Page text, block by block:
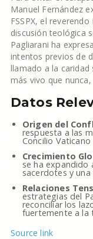
Manuel Fernández
FSSPX, el
discusión teológica
Pagliarani ha
intentos previos de
llamado a la caridad
más vivo que
Datos
Origen del
respuesta a las
Concilio Vaticano
Crecimiento
se ha expandido
sacerdotes y
Relaciones
estrategias del
reconciliar los
fuertemente a la
Source link